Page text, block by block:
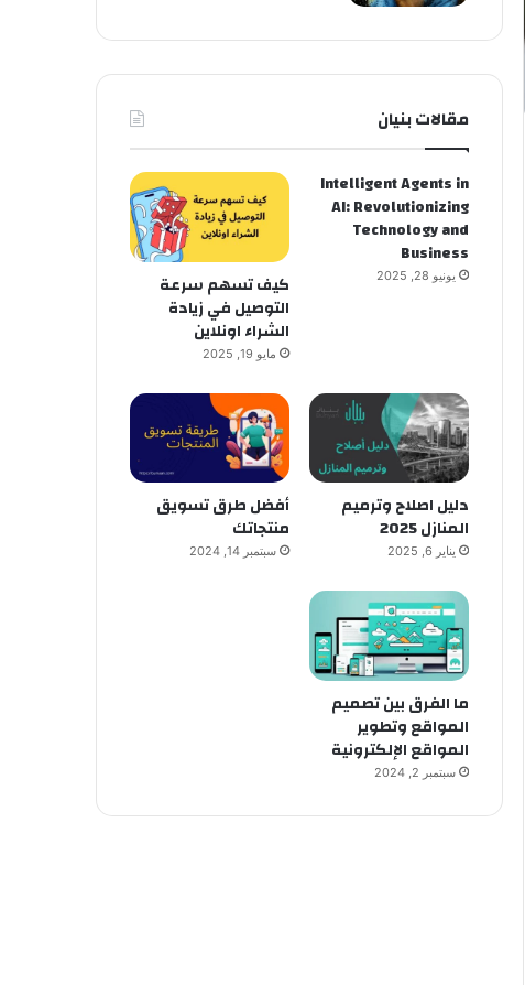
مقالات بنيان
Intelligent Agents in
AI: Revolutionizing
Technology and
Business
يونيو 28, 2025
كيف تسهم سرعة
التوصيل في زيادة
الشراء اونلاين
مايو 19, 2025
دليل اصلاح وترميم
المنازل 2025
يناير 6, 2025
أفضل طرق تسويق
منتجاتك
سبتمبر 14, 2024
ما الفرق بين تصميم
المواقع وتطوير
المواقع الإلكترونية
سبتمبر 2, 2024